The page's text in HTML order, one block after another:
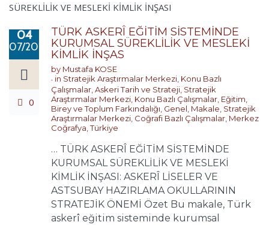
04
07/2026
0
TÜRK ASKERÎ EĞİTİM SİSTEMİNDE
KURUMSAL SÜREKLİLİK VE MESLEKİ
KİMLİK İNŞAS
by Mustafa KOSE
in Stratejik Araştırmalar Merkezi Konu Bazlı
Çalışmalar Askeri Tarih ve Strateji Stratejik
Araştırmalar Merkezi Konu Bazlı Çalışmalar Eğitim,
Birey ve Toplum Farkındalığı Genel Makale Stratejik
Araştırmalar Merkezi Coğrafi Bazlı Çalışmalar Merkez
Coğrafya ,Türkiye
… TÜRK ASKERÎ EĞİTİM SİSTEMİNDE
KURUMSAL SÜREKLİLİK VE MESLEKİ
KİMLİK İNŞASI: ASKERÎ LİSELER VE
ASTSUBAY HAZIRLAMA OKULLARININ
STRATEJİK ÖNEMİ Özet Bu makale, Türk
askerî eğitim sisteminde kurumsal